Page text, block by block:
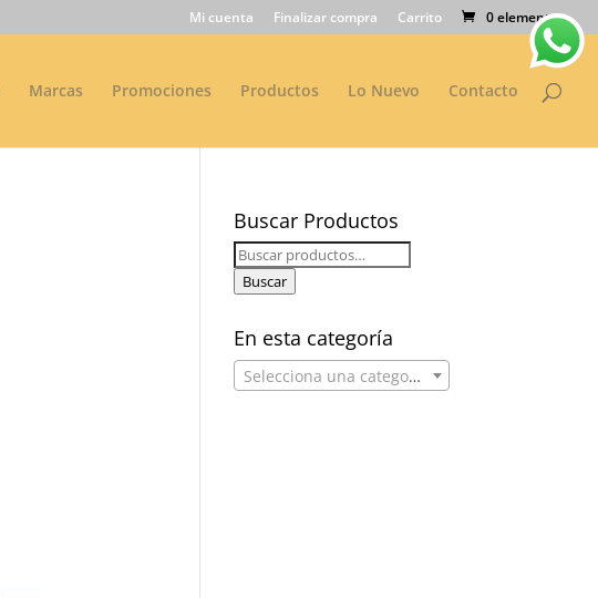
Mi cuenta Finalizar compra Carrito 0 elementos
Marcas Promociones Productos Lo Nuevo Contacto
Buscar Productos
Buscar
por:
Buscar
En esta categoría
Selecciona una categoría